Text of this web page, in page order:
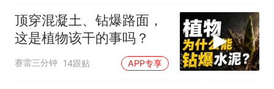
顶穿混凝土、钻爆路面，
这是植物该干的事吗？
赛雷三分钟 14跟贴 APP专享